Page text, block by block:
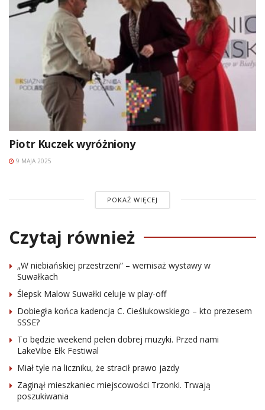
Piotr Kuczek wyróżniony
9 MAJA 2025
POKAŻ WIĘCEJ
Czytaj również
„W niebiańskiej przestrzeni” – wernisaż wystawy w
Suwałkach
Ślepsk Malow Suwałki celuje w play-off
Dobiegła końca kadencja C. Cieślukowskiego – kto prezesem
SSSE?
To będzie weekend pełen dobrej muzyki. Przed nami
LakeVibe Ełk Festiwal
Miał tyle na liczniku, że stracił prawo jazdy
Zaginął mieszkaniec miejscowości Trzonki. Trwają
poszukiwania